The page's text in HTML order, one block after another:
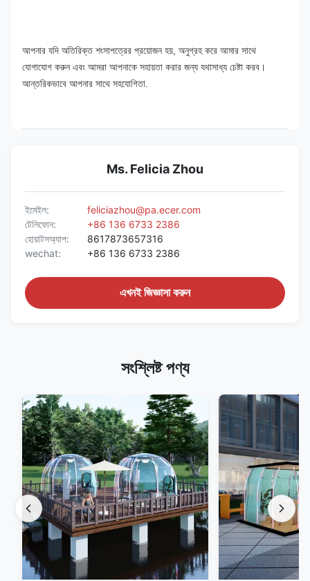
আপনার যদি অতিরিক্ত শংসাপত্রের প্রয়োজন হয়, অনুগ্রহ করে আমার সাথে
যোগাযোগ করুন এবং আমরা আপনাকে সহায়তা করার জন্য যথাসাধ্য চেষ্টা করব।
আন্তরিকভাবে আপনার সাথে সহযোগিতা.
Ms. Felicia Zhou
ইমেইল:
feliciazhou@pa.ecer.com
টেলিফোন:
+86 136 6733 2386
হোয়াটসঅ্যাপ:
8617873657316
wechat:
+86 136 6733 2386
এখনই জিজ্ঞাসা করুন
সংশ্লিষ্ট পণ্য